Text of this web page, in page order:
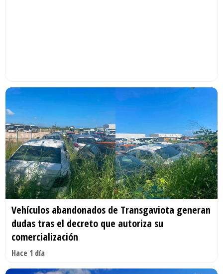
Vehículos abandonados de Transgaviota generan
dudas tras el decreto que autoriza su
comercialización
Hace 1 día